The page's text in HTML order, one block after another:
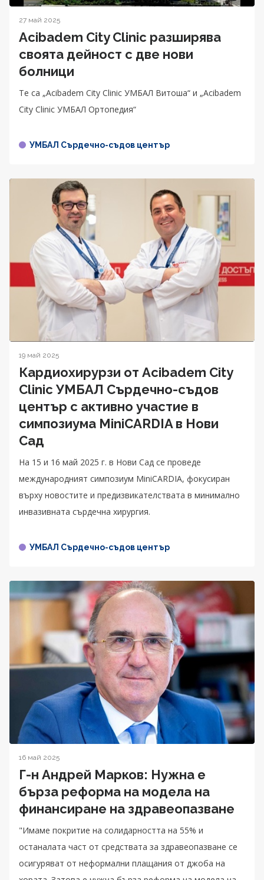
27 май 2025
Acibadem City Clinic разширява
своята дейност с две нови
болници
Те са „Acibadem City Clinic УМБАЛ Витоша“ и „Acibadem
City Clinic УМБАЛ Ортопедия“
УМБАЛ Сърдечно-съдов център
19 май 2025
Кардиохирурзи от Acibadem City
Clinic УМБАЛ Сърдечно-съдов
център с активно участие в
симпозиума MiniCARDIA в Нови
Сад
На 15 и 16 май 2025 г. в Нови Сад се проведе
международният симпозиум MiniCARDIA, фокусиран
върху новостите и предизвикателствата в минимално
инвазивната сърдечна хирургия.
УМБАЛ Сърдечно-съдов център
16 май 2025
Г-н Андрей Марков: Нужна е
бърза реформа на модела на
финансиране на здравеопазване
"Имаме покритие на солидарността на 55% и
останалата част от средствата за здравеопазване се
осигуряват от неформални плащания от джоба на